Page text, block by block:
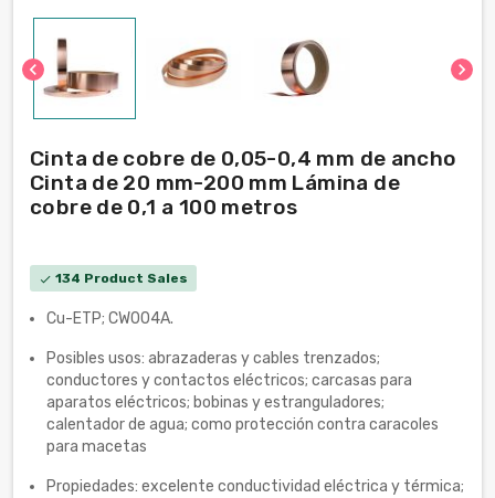
chevron_left chevron_right
Cinta de cobre de 0,05-0,4 mm de ancho
Cinta de 20 mm-200 mm Lámina de
cobre de 0,1 a 100 metros
check 134 Product Sales
Cu-ETP; CW004A.
Posibles usos: abrazaderas y cables trenzados;
conductores y contactos eléctricos; carcasas para
aparatos eléctricos; bobinas y estranguladores;
calentador de agua; como protección contra caracoles
para macetas
Propiedades: excelente conductividad eléctrica y térmica;